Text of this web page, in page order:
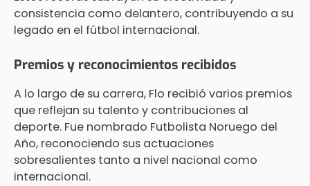
consistencia como delantero, contribuyendo a su
legado en el fútbol internacional.
Premios y reconocimientos recibidos
A lo largo de su carrera, Flo recibió varios premios
que reflejan su talento y contribuciones al
deporte. Fue nombrado Futbolista Noruego del
Año, reconociendo sus actuaciones
sobresalientes tanto a nivel nacional como
internacional.